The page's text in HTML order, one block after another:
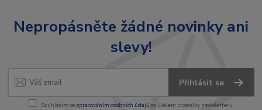
Nepropásněte žádné novinky ani
slevy!
Přihlásit se
Souhlasím se zpracováním osobních údajůza účelem rozesílky newsletteru.